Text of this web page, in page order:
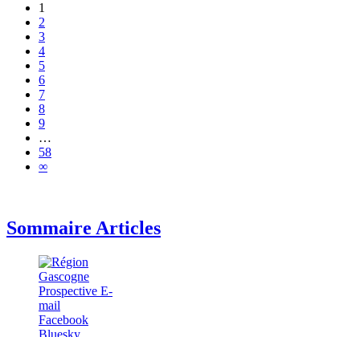
1
2
3
4
5
6
7
8
9
…
58
∞
Sommaire Articles